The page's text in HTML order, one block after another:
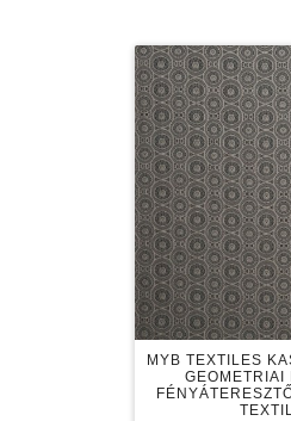
MYB TEXTILES
GEOMETRIAI